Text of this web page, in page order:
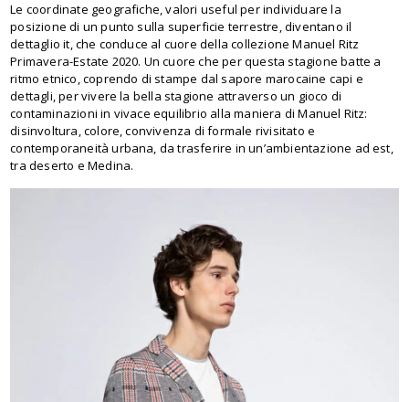
Le coordinate geografiche, valori useful per individuare la
posizione di un punto sulla superficie terrestre, diventano il
dettaglio it, che conduce al cuore della collezione Manuel Ritz
Primavera-Estate 2020. Un cuore che per questa stagione batte a
ritmo etnico, coprendo di stampe dal sapore marocaine capi e
dettagli, per vivere la bella stagione attraverso un gioco di
contaminazioni in vivace equilibrio alla maniera di Manuel Ritz:
disinvoltura, colore, convivenza di formale rivisitato e
contemporaneità urbana, da trasferire in un’ambientazione ad est,
tra deserto e Medina.